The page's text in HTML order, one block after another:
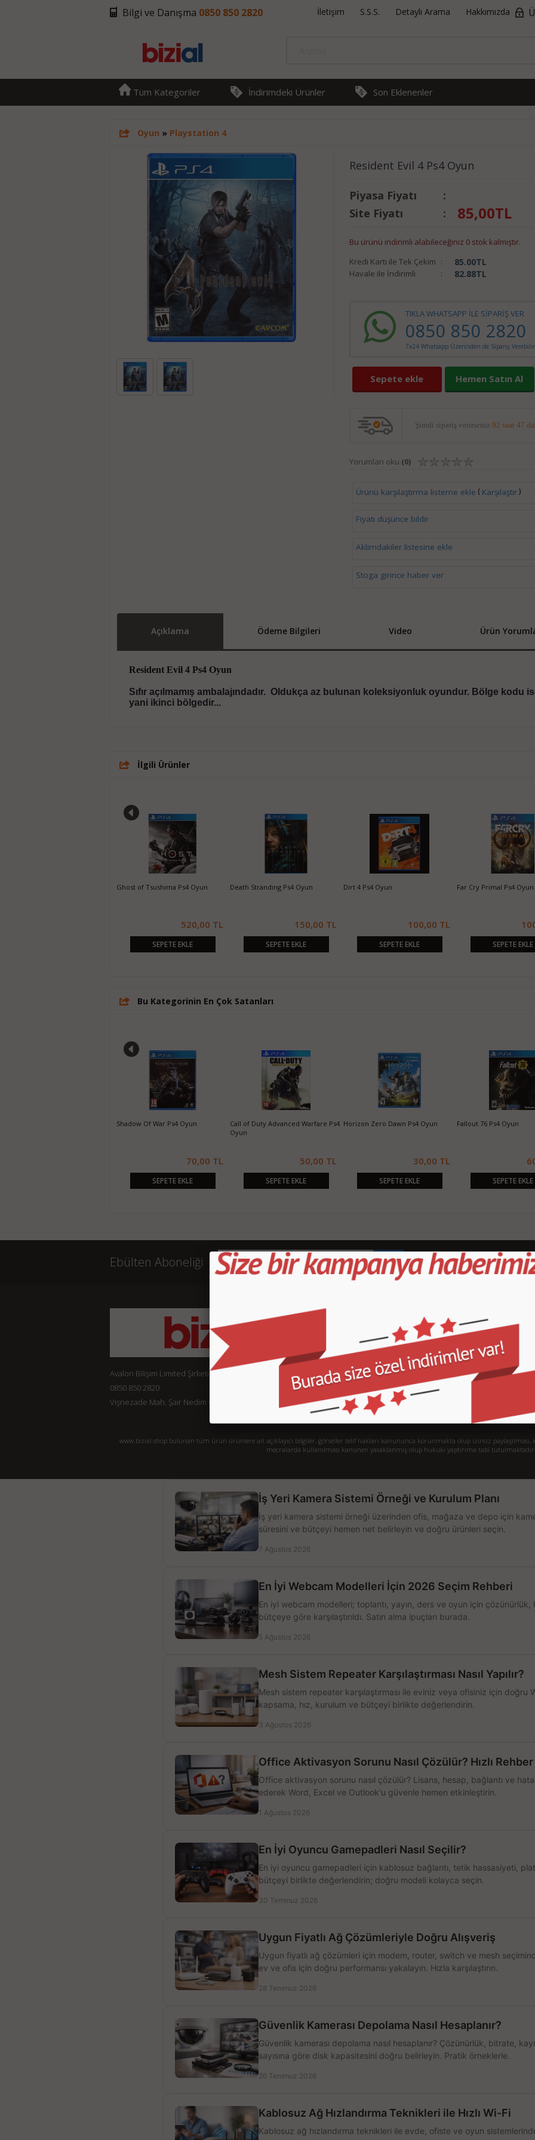
Bilgi ve Danışma 0850 850 2820 İletişim S.S.S. Detaylı Arama Hakkımızda
Tüm Kategoriler İndirimdeki Ürünler Son Eklenenler
Oyun » Playstation 4
Resident Evil 4 Ps4 Oyun
Piyasa Fiyatı
:
Site Fiyatı
: 85,00TL
Bu ürünü indirimli alabileceğiniz 0 stok kalmıştır.
Kredi Kartı ile Tek Çekim : 85.00TL
Havale ile İndirimli : 82.88TL
TIKLA WHATSAPP İLE SİPARİŞ VER
0850 850 2820
7x24 Whatsapp Üzerinden de Sipariş
Sepete ekle Hemen Satın Al
Şimdi sipariş verirseniz 92 saat 47
Yorumları oku (0)
Ürünü karşılaştırma listeme ekle ( Karşılaştır)
Fiyatı düşünce bildir
Aklımdakiler listesine ekle
Stoga girince haber ver
Açıklama Ödeme Bilgileri Video Ürün
Resident Evil 4 Ps4 Oyun
Sıfır açılmamış ambalajındadır. Oldukça az bulunan koleksiyonluk oyundur. Bölge kodu
yani ikinci bölgedir...
İlgili Ürünler
Ghost of Tsushima Ps4 Oyun
520,00 TL
SEPETE EKLE
Death Stranding Ps4 Oyun
150,00 TL
SEPETE EKLE
Dirt 4 Ps4 Oyun
100,00 TL
SEPETE EKLE
Far Cry Primal Ps4 Oyun
100,00 TL
SEPETE EKLE
Bu Kategorinin En Çok Satanları
Shadow Of War Ps4 Oyun
70,00 TL
SEPETE EKLE
Call of Duty Advanced Warfare Ps4
Oyun
50,00 TL
SEPETE EKLE
Horizon Zero Dawn Ps4 Oyun
30,00 TL
SEPETE EKLE
Fallout 76 Ps4 Oyun
SEPETE EKLE
Ebülten Aboneliği
Avalon Bilişim Limited Şirketi
0850 850 2820
Vişnezade Mah. Şair Nedim Cad. Konak Ap. No:77/1 Beşiktaş - İstanbul
KURUMSAL
İletişim
Sipariş Takibi
Gizlilik ve Kullanım Şartları
Kargo ve Taşıma Bilgileri
Garanti ve İade
Sistem Toplama
www.bizial.shop bulunan tüm ürün ürünlere ait açıklayıcı bilgiler, görseller telif hakları kanununca korunmakta olup izinsiz paylaşılması,
mecralarda kullanılması kanunen yasaklanmış olup hukuki yaptırıma tabi tutulmaktadır.
İş Yeri Kamera Sistemi Örneği ve Kurulum Planı
İş yeri kamera sistemi örneği üzerinden ofis, mağaza ve depo için
süresini ve bütçeyi hemen net belirleyin ve doğru ürünleri seçin.
7 Ağustos 2026
En İyi Webcam Modelleri İçin 2026 Seçim Rehberi
En iyi webcam modelleri; toplantı, yayın, ders ve oyun için çözünürlük,
bütçeye göre karşılaştırıldı. Satın alma ipuçları burada.
5 Ağustos 2026
Mesh Sistem Repeater Karşılaştırması Nasıl Yapılır?
Mesh sistem repeater karşılaştırması ile eviniz veya ofisiniz için doğru
kapsama, hız, kurulum ve bütçeyi birlikte değerlendirin.
3 Ağustos 2026
Office Aktivasyon Sorunu Nasıl Çözülür? Hızlı Rehber
Office aktivasyon sorunu nasıl çözülür? Lisans, hesap, bağlantı ve hata
ederek Word, Excel ve Outlook'u güvenle hemen etkinleştirin.
1 Ağustos 2026
En İyi Oyuncu Gamepadleri Nasıl Seçilir?
En iyi oyuncu gamepadleri için kablosuz bağlantı, tetik hassasiyeti,
bütçeyi birlikte değerlendirin; doğru modeli kolayca seçin.
30 Temmuz 2026
Uygun Fiyatlı Ağ Çözümleriyle Doğru Alışveriş
Uygun fiyatlı ağ çözümleri için modem, router, switch ve mesh
ev ve ofis için doğru performansı yakalayın. Hızla karşılaştırın.
28 Temmuz 2026
Güvenlik Kamerası Depolama Nasıl Hesaplanır?
Güvenlik kamerası depolama nasıl hesaplanır? Çözünürlük, bitrate,
sayısına göre disk kapasitesini doğru belirleyin. Pratik örneklerle.
26 Temmuz 2026
Kablosuz Ağ Hızlandırma Teknikleri ile Hızlı Wi-Fi
Kablosuz ağ hızlandırma teknikleri ile evde, ofiste ve oyun sistemlerinde